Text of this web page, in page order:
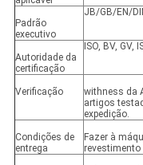
Padrão
executivo
JB/GB/EN/
Autoridade da
certificação
ISO, BV, GV,
Verificação
withness da
artigos
expedição.
Condições de
entrega
Fazer à
revestimento